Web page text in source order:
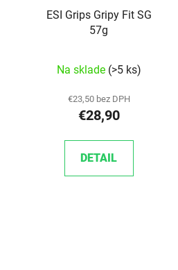
ESI Grips Gripy Fit SG
57g
Na sklade (>5 ks)
€23,50 bez DPH
€28,90
DETAIL